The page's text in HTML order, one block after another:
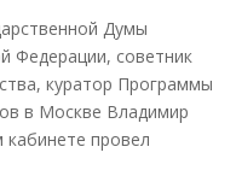
Думы
Федерации, советник
куратор Программы
в Москве Владимир
провел